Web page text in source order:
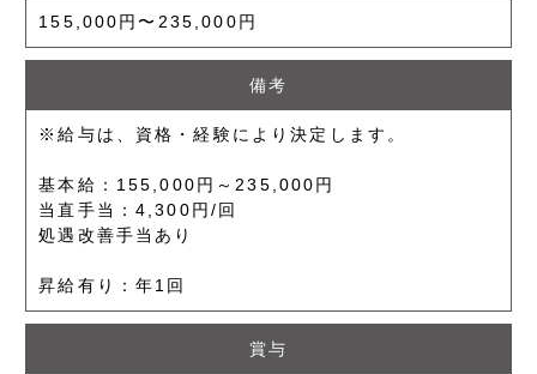
155,000円〜235,000円
備考
※給与は、資格・経験により決定します。
基本給：155,000円～235,000円
当直手当：4,300円/回
処遇改善手当あり
昇給有り：年1回
賞与